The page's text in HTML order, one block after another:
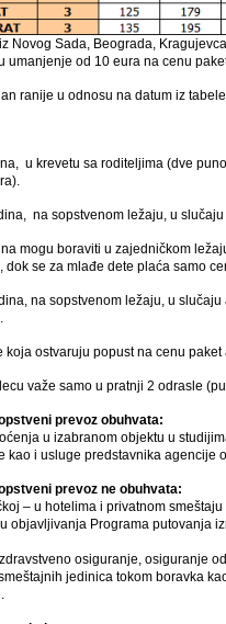
Novog Sada, Beograda,
umanjenje od 10 eura na cenu
ranije u odnosu na datum iz
u krevetu sa roditeljima (dve
na sopstvenom ležaju, u
mogu boraviti u zajedničkom
dok se za mlađe dete plaća samo
na sopstvenom ležaju, u
koja ostvaruju popust na cenu
važe samo u pratnji 2 odrasle
prevoz obuhvata:
u izabranom objektu u
kao i usluge predstavnika agencije
prevoz ne obuhvata:
– u hotelima i privatnom
objavljivanja Programa putovanja
osiguranje, osiguranje
jedinica tokom boravka